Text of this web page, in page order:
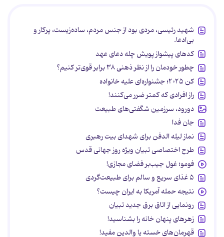
شهید رئیسی، مردی بود از جنس مردم، ساده‌زیست، پرکار و
بی‌ادعا.
کدهای پیشواز پویش چله دعای عهد
چطور خودمان را از نظر ذهنی ۳۸ برابر قوی‌تر کنیم؟
کن ۲۰۲۵؛ جشنواره‌ای علیه خانواده
راز افرادی که کمتر ضرر می‌کنند!
دورود، سرزمین شگفتی‌های طبیعت
جان فدا
نماز لیله الدفن برای شهدای بیت رهبری
طرح اختصاصی تبیان ویژه روز جهانی قدس
فومو؛ غول جیب‌بر فضای مجازی!
۵ غذای سریع و سالم برای طبیعت‌گردی
نتیجه حمله آمریکا به ایران چیست؟
رونمایی از اتاق برق جدید تبیان
زهرهای پنهان خانه را بشناسید!
قهرمان‌های خسته یا والدین مفید!